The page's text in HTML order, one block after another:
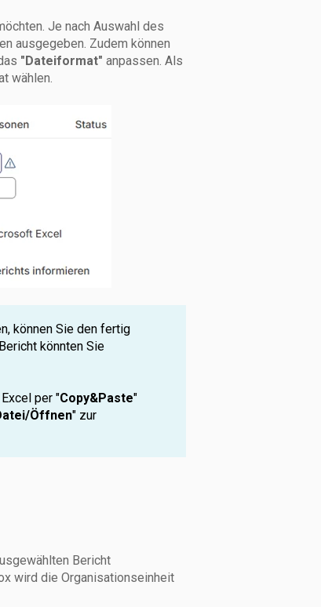
Je nach Auswahl des
ausgegeben. Zudem können
"Dateiformat" anpassen. Als
wählen.
können Sie den fertig
könnten Sie
per "Copy&Paste"
Öffnen" zur
Bericht
wird die Organisationseinheit